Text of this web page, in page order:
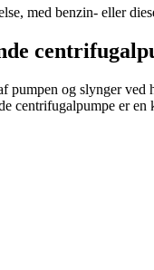
med benzin- eller
og slynger
centrifugalpumpe er